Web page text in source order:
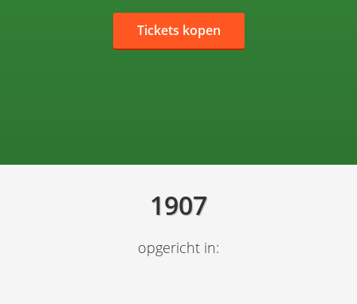
Tickets kopen
1907
opgericht in: